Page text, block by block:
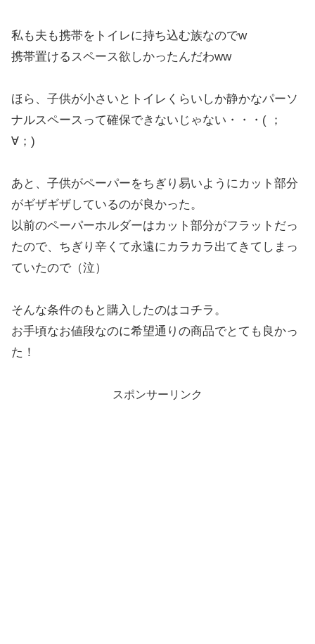
私も夫も携帯をトイレに持ち込む族なのでw
携帯置けるスペース欲しかったんだわww
ほら、子供が小さいとトイレくらいしか静かなパーソ
ナルスペースって確保できないじゃない・・・( ；
∀；)
あと、子供がペーパーをちぎり易いようにカット部分
がギザギザしているのが良かった。
以前のペーパーホルダーはカット部分がフラットだっ
たので、ちぎり辛くて永遠にカラカラ出てきてしまっ
ていたので（泣）
そんな条件のもと購入したのはコチラ。
お手頃なお値段なのに希望通りの商品でとても良かっ
た！
スポンサーリンク